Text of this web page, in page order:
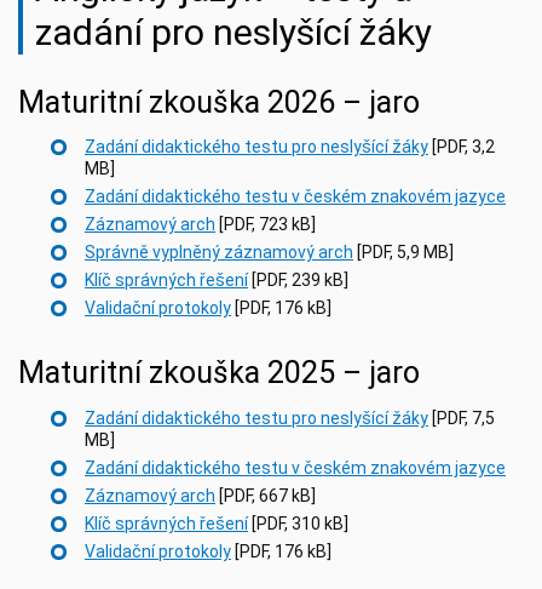
zadání pro neslyšící žáky
Maturitní zkouška 2026 – jaro
Zadání didaktického testu pro neslyšící žáky [PDF, 3,2
MB]
Zadání didaktického testu v českém znakovém jazyce
Záznamový arch [PDF, 723 kB]
Správně vyplněný záznamový arch [PDF, 5,9 MB]
Klíč správných řešení[PDF, 239 kB]
Validační protokoly [PDF, 176 kB]
Maturitní zkouška 2025 – jaro
Zadání didaktického testu pro neslyšící žáky [PDF, 7,5
MB]
Zadání didaktického testu v českém znakovém jazyce
Záznamový arch [PDF, 667 kB]
Klíč správných řešení[PDF, 310 kB]
Validační protokoly [PDF, 176 kB]